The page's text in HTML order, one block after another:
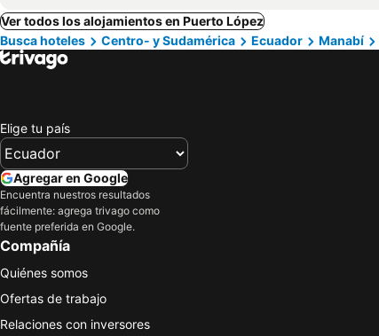
Ver todos los alojamientos en Puerto López
Busca hoteles
Centro- y Sudamérica Ecuador Manabí
Elige tu país
Agregar en Google
Encuentra nuestros resultados
fácilmente: agrega trivago como
fuente preferida en Google.
Compañía
Quiénes somos
Ofertas de trabajo
Relaciones con inversores